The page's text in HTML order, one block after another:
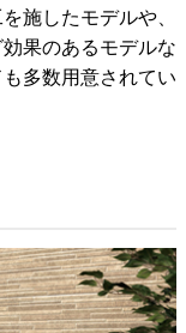
施したモデルや、
果のあるモデルな
多数用意されてい